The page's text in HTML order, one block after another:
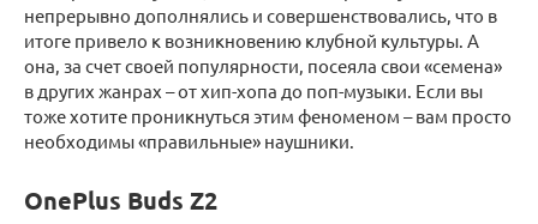
непрерывно дополнялись и совершенствовались, что в
итоге привело к возникновению клубной культуры. А
она, за счет своей популярности, посеяла свои «семена»
в других жанрах – от хип-хопа до поп-музыки. Если вы
тоже хотите проникнуться этим феноменом – вам просто
необходимы «правильные» наушники.
OnePlus Buds Z2